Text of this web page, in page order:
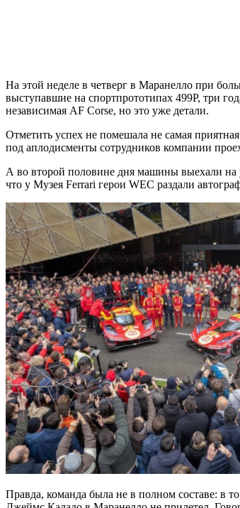
На этой неделе в четверг в Маранелло при
выступавшие на спортпрототипах 499P, три
независимая AF Corse, но это уже детали.
Отметить успех не помешала не самая
под аплодисменты сотрудников компании
А во второй половине дня машины выехали на
что у Музея Ferrari герои WEC раздали
Правда, команда была не в полном составе: в